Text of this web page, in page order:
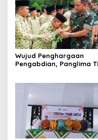
Wujud Penghargaan
Pengabdian, Panglima